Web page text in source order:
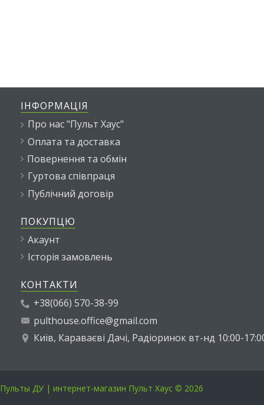
ІНФОРМАЦІЯ
Про нас "Пульт Хаус"
Оплата та доставка
Повернення та обмін
Гуртова співпраця
Публічний договір
ПОКУПЦЮ
Акаунт
Історія замовлень
КОНТАКТИ
+38(066) 570-38-99
pulthouse.office@gmail.com
Київ, Караваєві Дачі, Радіоринок вт-нд 10:00-
Пульты ДУ | интернет-магазин Пульт Хаус © 2026